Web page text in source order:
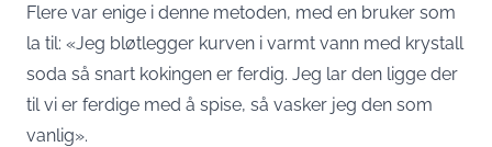
Flere var enige i denne metoden, med en bruker som
la til: «Jeg bløtlegger kurven i varmt vann med krystall
soda så snart kokingen er ferdig. Jeg lar den ligge der
til vi er ferdige med å spise, så vasker jeg den som
vanlig».